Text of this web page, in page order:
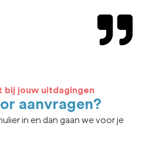
bij jouw uitdagingen
aanvragen?
in en dan gaan we voor je